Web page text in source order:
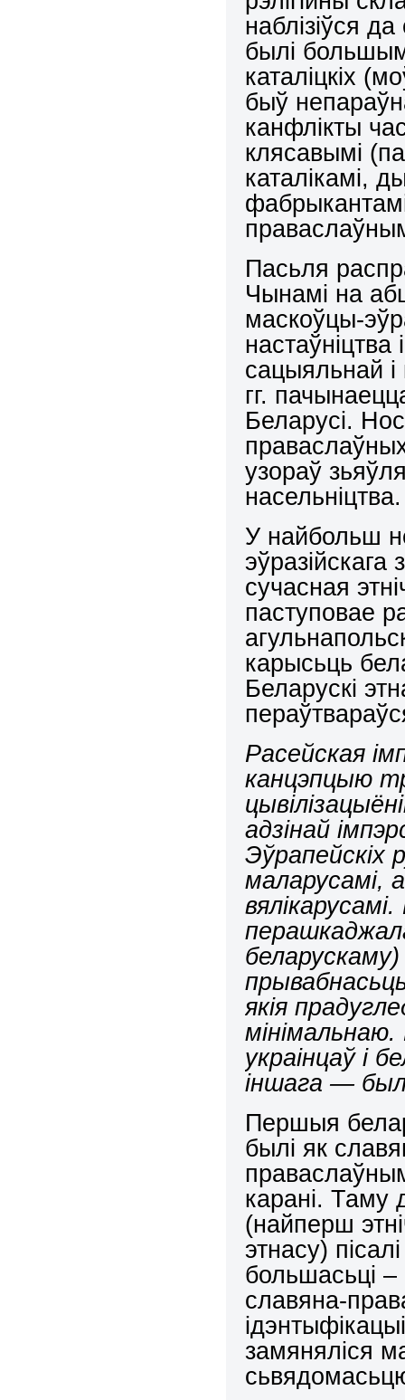
наблізіўся
былі
каталіцкіх
быў
канфлікты
клясавымі
каталікамі,
Пасьля
Чынамі на
маскоўцы-
сацыяльнай
гг.
Беларусі.
узораў
насельніцтва.
У найбольш
сучасная
паступовае
карысьць
Беларускі
Расейская
канцэпцыю
адзінай
Эўрапейскіх
маларусамі,
беларускаму)
якія
украінцаў і
іншага —
Першыя
былі як
карані. Таму
(найперш
этнасу)
большасьці –
славяна-
замяняліся